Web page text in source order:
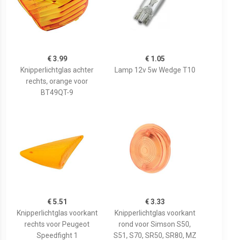
€ 3.99
Knipperlichtglas achter
rechts, orange voor
BT49QT-9
€ 1.05
Lamp 12v 5w Wedge T10
€ 5.51
Knipperlichtglas voorkant
rechts voor Peugeot
Speedfight 1
€ 3.33
Knipperlichtglas voorkant
rond voor Simson S50,
S51, S70, SR50, SR80, MZ